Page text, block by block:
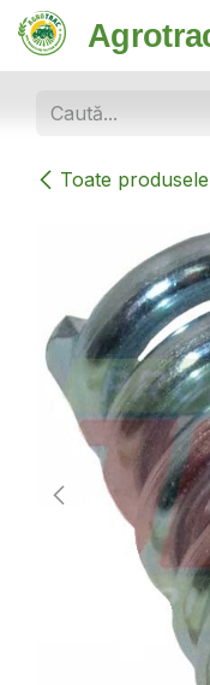
Sari la conținut
Toate produsele